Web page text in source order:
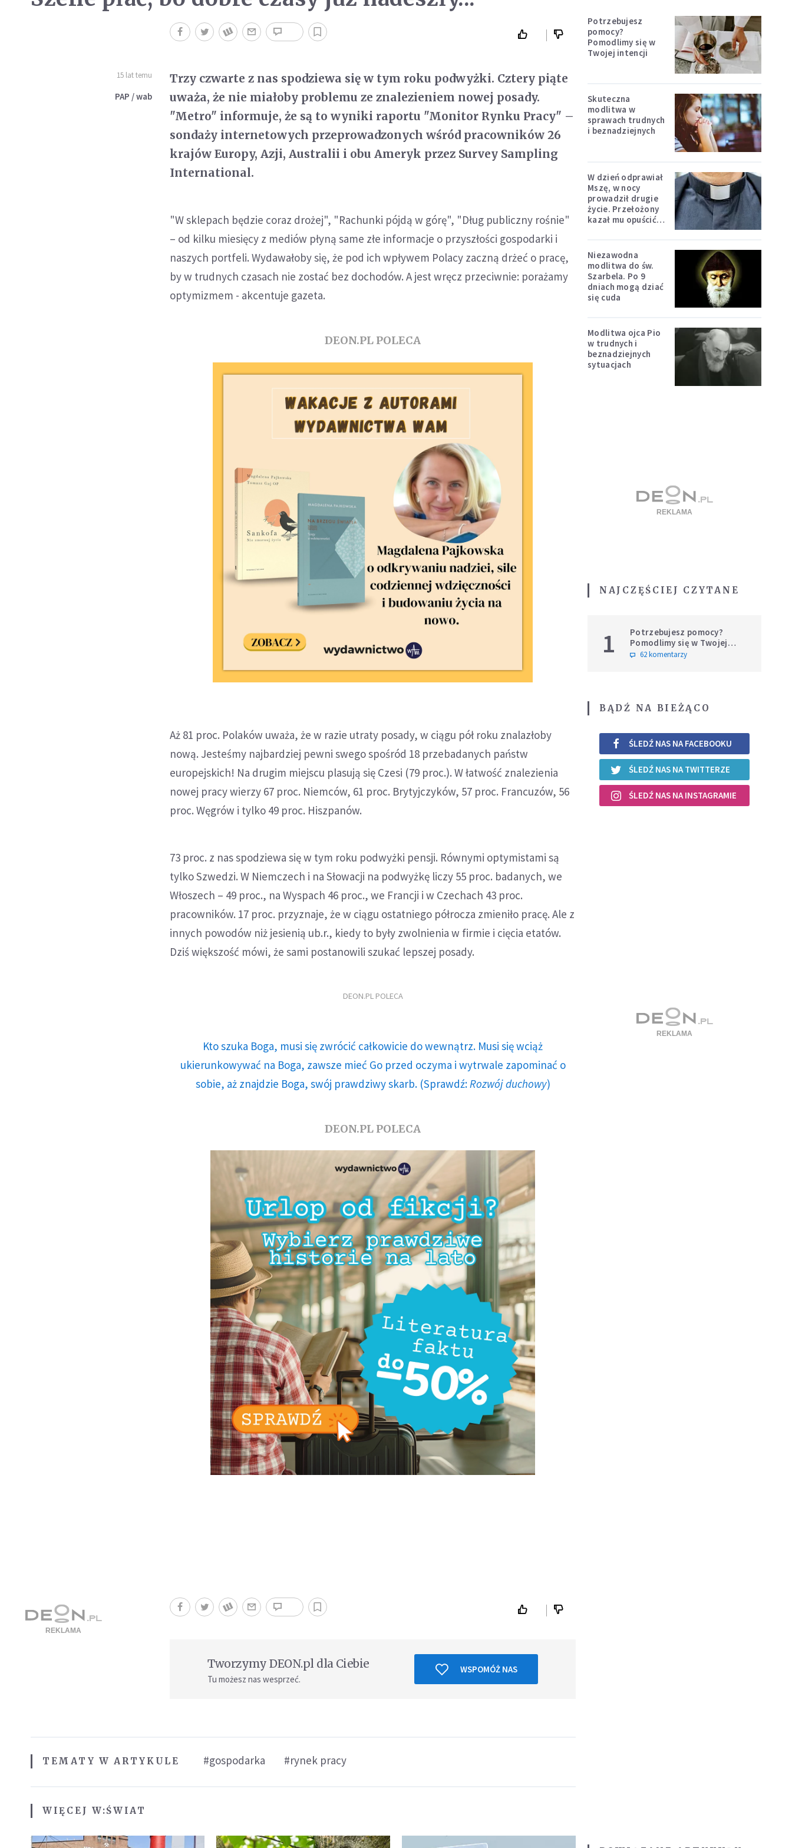
15 lat temu
PAP / wab
Trzy czwarte z nas spodziewa się w tym roku podwyżki. Cztery piąte
uważa, że nie miałoby problemu ze znalezieniem nowej posady.
"Metro" informuje, że są to wyniki raportu "Monitor Rynku Pracy" –
sondaży internetowych przeprowadzonych wśród pracowników 26
krajów Europy, Azji, Australii i obu Ameryk przez Survey Sampling
International.
"W sklepach będzie coraz drożej", "Rachunki pójdą w górę", "Dług publiczny rośnie"
– od kilku miesięcy z mediów płyną same złe informacje o przyszłości gospodarki i
naszych portfeli. Wydawałoby się, że pod ich wpływem Polacy zaczną drżeć o pracę,
by w trudnych czasach nie zostać bez dochodów. A jest wręcz przeciwnie: porażamy
optymizmem - akcentuje gazeta.
DEON.PL POLECA
Aż 81 proc. Polaków uważa, że w razie utraty posady, w ciągu pół roku znalazłoby
nową. Jesteśmy najbardziej pewni swego spośród 18 przebadanych państw
europejskich! Na drugim miejscu plasują się Czesi (79 proc.). W łatwość znalezienia
nowej pracy wierzy 67 proc. Niemców, 61 proc. Brytyjczyków, 57 proc. Francuzów, 56
proc. Węgrów i tylko 49 proc. Hiszpanów.
73 proc. z nas spodziewa się w tym roku podwyżki pensji. Równymi optymistami są
tylko Szwedzi. W Niemczech i na Słowacji na podwyżkę liczy 55 proc. badanych, we
Włoszech – 49 proc., na Wyspach 46 proc., we Francji i w Czechach 43 proc.
pracowników. 17 proc. przyznaje, że w ciągu ostatniego półrocza zmieniło pracę. Ale z
innych powodów niż jesienią ub.r., kiedy to były zwolnienia w firmie i cięcia etatów.
Dziś większość mówi, że sami postanowili szukać lepszej posady.
DEON.PL POLECA
Kto szuka Boga, musi się zwrócić całkowicie do wewnątrz. Musi się wciąż
ukierunkowywać na Boga, zawsze mieć Go przed oczyma i wytrwale zapominać o
sobie, aż znajdzie Boga, swój prawdziwy skarb. (Sprawdź:Rozwój duchowy)
DEON.PL POLECA
Tworzymy DEON.pl dla Ciebie
Tu możesz nas wesprzeć.
WSPOMÓŻ NAS
TEMATY W ARTYKULE #gospodarka #rynek pracy
WIĘCEJ W:ŚWIAT
Potrzebujesz
pomocy?
Pomodlimy się w
Twojej intencji
Skuteczna
modlitwa w
sprawach trudnych
i beznadziejnych
W dzień odprawiał
Mszę, w nocy
prowadził drugie
życie. Przełożony
kazał mu opuścić
Niezawodna
modlitwa do św.
Szarbela. Po 9
dniach mogą dziać
się cuda
Modlitwa ojca Pio
w trudnych i
beznadziejnych
sytuacjach
NAJCZĘŚCIEJ CZYTANE
1
Potrzebujesz pomocy?
Pomodlimy się w Twojej
intencji
62 komentarzy
BĄDŹ NA BIEŻĄCO
ŚLEDŹ NAS NA FACEBOOKU
ŚLEDŹ NAS NA TWITTERZE
ŚLEDŹ NAS NA INSTAGRAMIE